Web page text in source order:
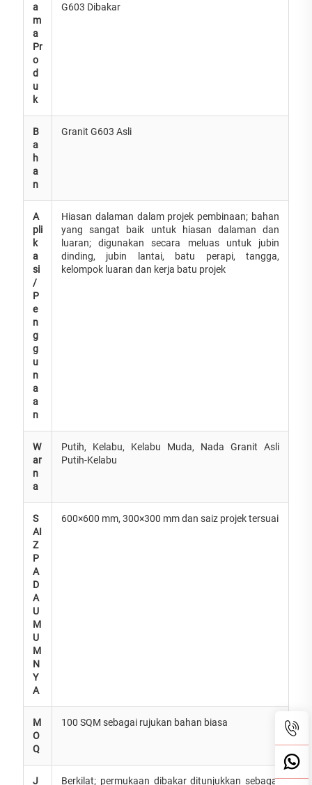
a
m
a
Pr
o
d
u
k
G603 Dibakar
B
a
h
a
n
Granit G603 Asli
A
pli
k
a
si
/
P
e
n
g
g
u
n
a
a
n
Hiasan dalaman dalam projek pembinaan; bahan
yang sangat baik untuk hiasan dalaman dan
luaran; digunakan secara meluas untuk jubin
dinding, jubin lantai, batu perapi, tangga,
kelompok luaran dan kerja batu projek
W
ar
n
a
Putih, Kelabu, Kelabu Muda, Nada Granit Asli
Putih-Kelabu
S
AI
Z
P
A
D
A
U
M
U
M
N
Y
A
600×600 mm, 300×300 mm dan saiz projek tersuai
M
O
Q
100 SQM sebagai rujukan bahan biasa
J Berkilat; permukaan dibakar ditunjukkan sebagai